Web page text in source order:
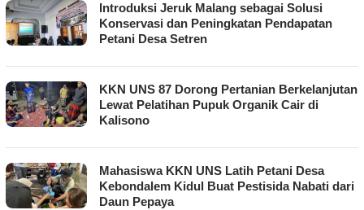
Introduksi Jeruk Malang sebagai Solusi
Konservasi dan Peningkatan Pendapatan
Petani Desa Setren
KKN UNS 87 Dorong Pertanian Berkelanjutan
Lewat Pelatihan Pupuk Organik Cair di
Kalisono
Mahasiswa KKN UNS Latih Petani Desa
Kebondalem Kidul Buat Pestisida Nabati dari
Daun Pepaya